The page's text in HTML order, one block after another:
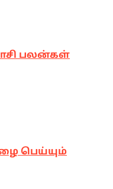
பலன்கள்
பெய்யும்